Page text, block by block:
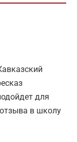
для
в школу